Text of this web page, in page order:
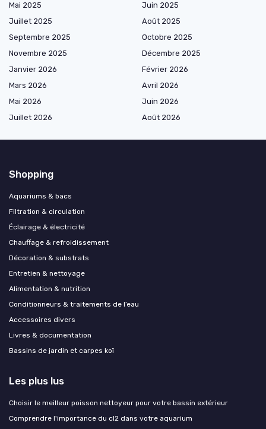
Mai 2025
Juin 2025
Juillet 2025
Août 2025
Septembre 2025
Octobre 2025
Novembre 2025
Décembre 2025
Janvier 2026
Février 2026
Mars 2026
Avril 2026
Mai 2026
Juin 2026
Juillet 2026
Août 2026
Shopping
Aquariums & bacs
Filtration & circulation
Éclairage & électricité
Chauffage & refroidissement
Décoration & substrats
Entretien & nettoyage
Alimentation & nutrition
Conditionneurs & traitements de l’eau
Accessoires divers
Livres & documentation
Bassins de jardin et carpes koï
Les plus lus
Choisir le meilleur poisson nettoyeur pour votre bassin extérieur
Comprendre l'importance du cl2 dans votre aquarium